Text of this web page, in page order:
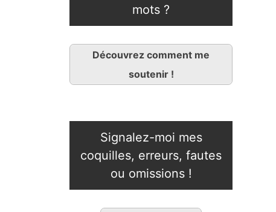
mots ?
Découvrez comment me
soutenir !
Signalez-moi mes
coquilles, erreurs, fautes
ou omissions !